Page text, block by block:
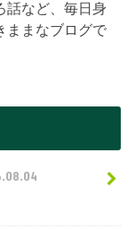
話など、毎日身
ままなブログで